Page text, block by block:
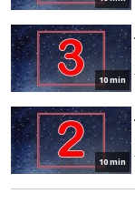
10 min
10 min